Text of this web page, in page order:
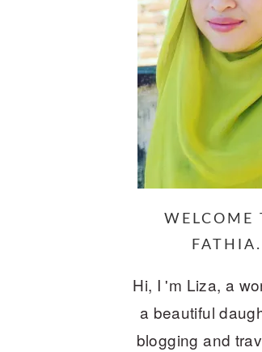
WELCOME
Hi, I 'm Liza, a
a beautiful
blogging and